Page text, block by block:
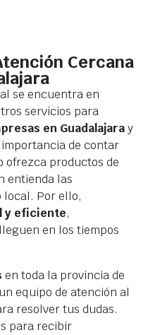
Cercana
se encuentra en
servicios para
en Guadalajaray
de contar
ofrezca productos de
entienda las
local. Por ello,
y eficiente,
en los tiempos
en toda la provincia de
equipo de atención al
resolver tus dudas.
para recibir